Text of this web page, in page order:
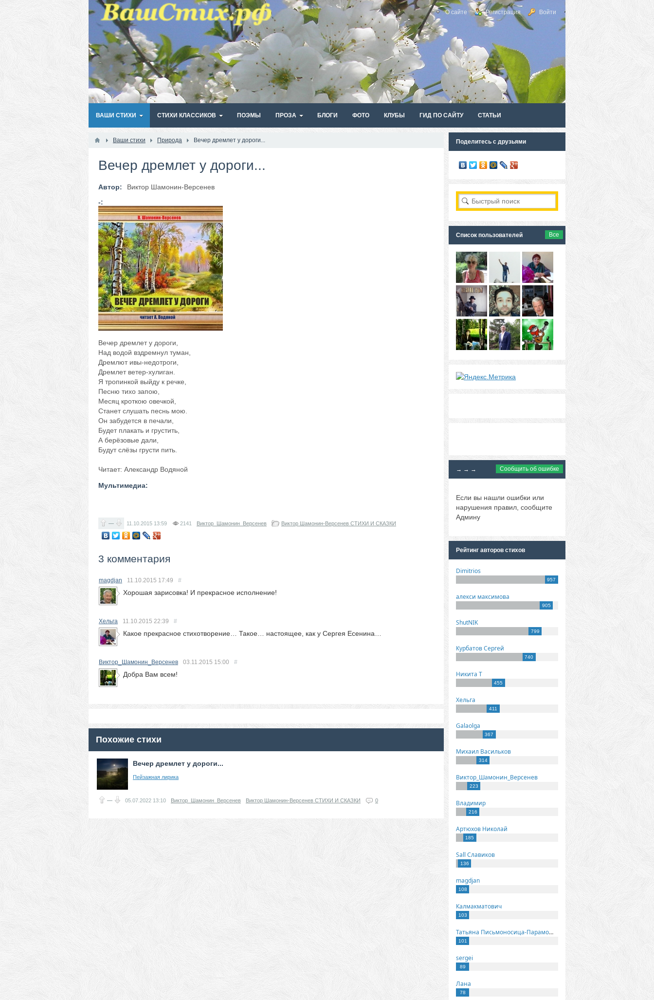
О сайте Регистрация Войти
ВАШИ СТИХИ СТИХИ КЛАССИКОВ ПОЭМЫ ПРОЗА БЛОГИ ФОТО КЛУБЫ ГИД ПО САЙТУ СТАТЬИ
Ваши стихи Природа Вечер дремлет у дороги...
Вечер дремлет у дороги...
Автор:
Виктор Шамонин-Версенев
-:
Вечер дремлет у дороги,
Над водой вздремнул туман,
Дремлют ивы-недотроги,
Дремлет ветер-хулиган.
Я тропинкой выйду к речке,
Песню тихо запою,
Месяц кроткою овечкой,
Станет слушать песнь мою.
Он забудется в печали,
Будет плакать и грустить,
А берёзовые дали,
Будут слёзы грусти пить.
Читает: Александр Водяной
Мультимедиа:
— 11.10.2015 13:59 2141 Виктор_Шамонин_Версенев Виктор Шамонин-Версенев СТИХИ И СКАЗКИ
3 комментария
magdjan 11.10.2015 17:49 #
Хорошая зарисовка! И прекрасное исполнение!
Хельга 11.10.2015 22:39 #
Какое прекрасное стихотворение… Такое… настоящее, как у Сергея Есенина…
Виктор_Шамонин_Версенев 03.11.2015 15:00 #
Добра Вам всем!
Похожие стихи
Вечер дремлет у дороги...
Пейзажная лирика
— 05.07.2022 13:10 Виктор_Шамонин_Версенев Виктор Шамонин-Версенев СТИХИ И СКАЗКИ 0
Поделитесь с друзьями
Список пользователей Все
→ → → Сообщить об ошибке
Если вы нашли ошибки или
нарушения правил, сообщите
Админу
Рейтинг авторов стихов
Dimitrios
957
алекси максимова
905
ShutNIK
799
Курбатов Сергей
740
Никита Т
455
Хельга
411
Galaolga
367
Михаил Васильков
314
Виктор_Шамонин_Версенев
223
Владимир
216
Артюхов Николай
185
Sall Славиков
136
magdjan
108
Калмакматович
103
Татьяна Письмоносица-Парамонова
101
sergei
89
Лана
78